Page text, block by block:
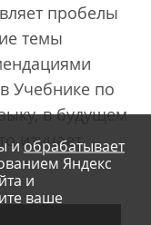
пробелы
темы
Учебнике по
в будущем
изучает
и обрабатывает
Яндекс
и
ваше